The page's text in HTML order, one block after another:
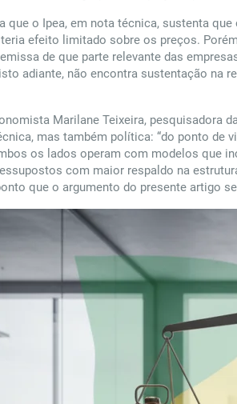
que o Ipea, em nota técnica, sustenta
efeito limitado sobre os preços.
de que parte relevante das
adiante, não encontra sustentação na
Marilane Teixeira, pesquisadora
mas também política: “do ponto de
os lados operam com modelos que
com maior respaldo na
que o argumento do presente artigo